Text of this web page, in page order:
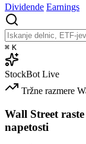
Dividende Earnings
⌘ K
StockBot Live
Tržne razmere
Wall Street
napetosti